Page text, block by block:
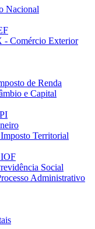
Nacional
Comércio Exterior
de Renda
e Capital
Territorial
Social
Administrativo